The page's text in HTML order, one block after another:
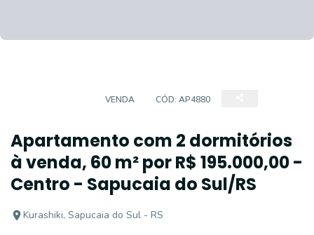
VENDA CÓD: AP4880
Apartamento com 2 dormitórios
à venda, 60 m² por R$ 195.000,00 -
Centro - Sapucaia do Sul/RS
Kurashiki, Sapucaia do Sul - RS